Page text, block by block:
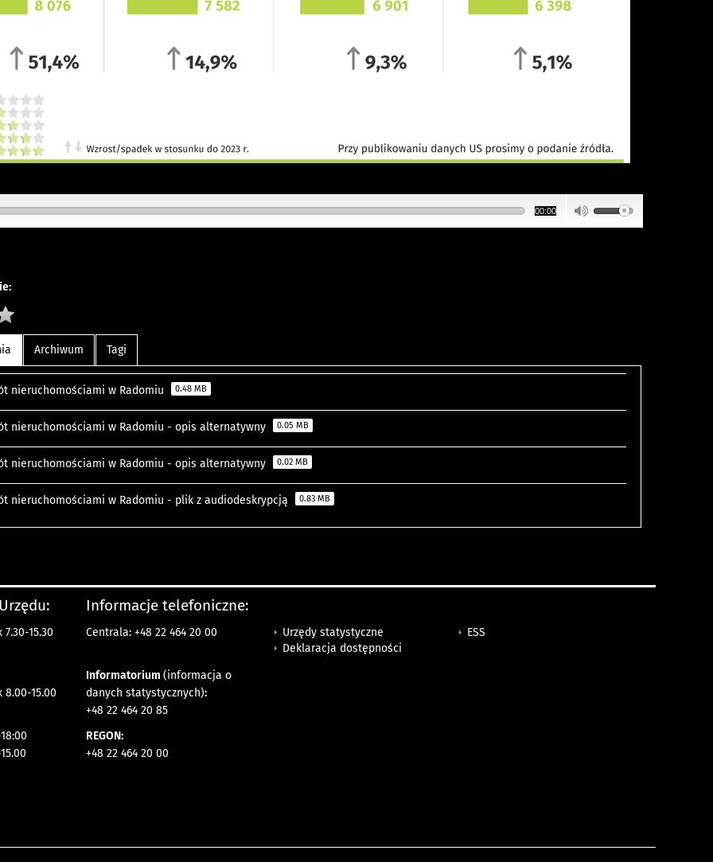
00:00
Archiwum Tagi
nieruchomościami w Radomiu 0.48 MB
nieruchomościami w Radomiu - opis alternatywny 0.05 MB
nieruchomościami w Radomiu - opis alternatywny 0.02 MB
nieruchomościami w Radomiu - plik z audiodeskrypcją 0.83 MB
15.30
15.00
Informacje telefoniczne:
Centrala: +48 22 464 20 00
Informatorium (informacja o
danych statystycznych):
+48 22 464 20 85
REGON:
+48 22 464 20 00
Urzędy statystyczne
Deklaracja dostępności
ESS